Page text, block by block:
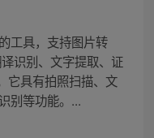
工具，支持图片转
识别、文字提取、证
它具有拍照扫描、文
别等功能。...